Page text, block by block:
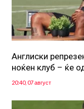
Англиски
ноќен клуб – ќе
20:40, 07 август